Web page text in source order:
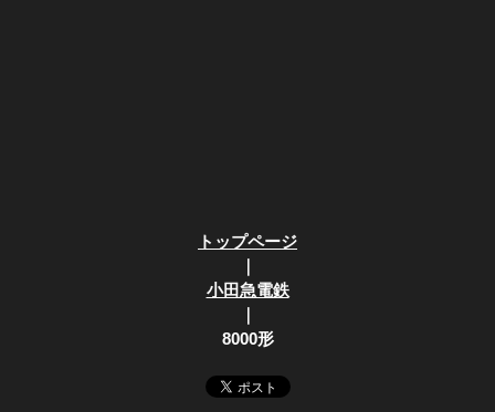
トップページ
｜
小田急電鉄
｜
8000形